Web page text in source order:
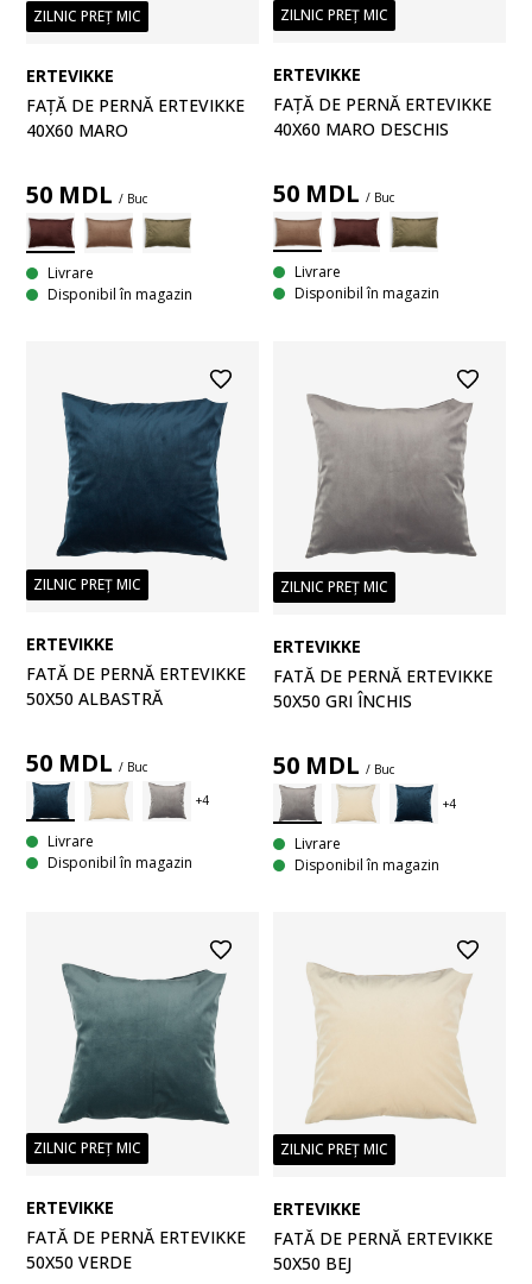
ZILNIC PREȚ MIC
ERTEVIKKE
FAȚĂ DE PERNĂ ERTEVIKKE
40X60 MARO
50 MDL / Buc
Livrare
Disponibil în magazin
ZILNIC PREȚ MIC
ERTEVIKKE
FAȚĂ DE PERNĂ ERTEVIKKE
40X60 MARO DESCHIS
50 MDL / Buc
Livrare
Disponibil în magazin
ZILNIC PREȚ MIC
ERTEVIKKE
FATĂ DE PERNĂ ERTEVIKKE
50X50 ALBASTRĂ
50 MDL / Buc
Livrare
Disponibil în magazin
ZILNIC PREȚ MIC
ERTEVIKKE
FATĂ DE PERNĂ ERTEVIKKE
50X50 GRI ÎNCHIS
50 MDL / Buc
Livrare
Disponibil în magazin
ZILNIC PREȚ MIC
ERTEVIKKE
FATĂ DE PERNĂ ERTEVIKKE
50X50 VERDE
ZILNIC PREȚ MIC
ERTEVIKKE
FATĂ DE PERNĂ ERTEVIKKE
50X50 BEJ